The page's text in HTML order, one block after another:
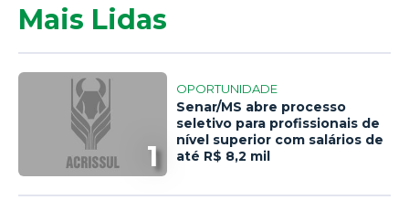
Mais Lidas
1
OPORTUNIDADE
Senar/MS abre processo
seletivo para profissionais de
nível superior com salários de
até R$ 8,2 mil